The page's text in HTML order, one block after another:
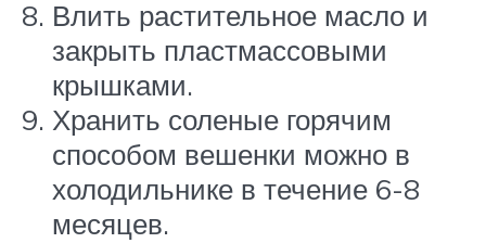
Влить растительное масло и
закрыть пластмассовыми
крышками.
Хранить соленые горячим
способом вешенки можно в
холодильнике в течение 6-8
месяцев.